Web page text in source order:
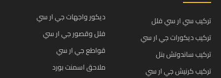
تركيب سي ار سي فلل
تركيب ديكورات جي ار سي
تركيب ساندوتش بنل
تركيب كرنيش جي ار سي
ديكور واجهات جي ار سي
فلل وقصور جي ار سي
قواطع جي ار سي
ملاحق اسمنت بورد